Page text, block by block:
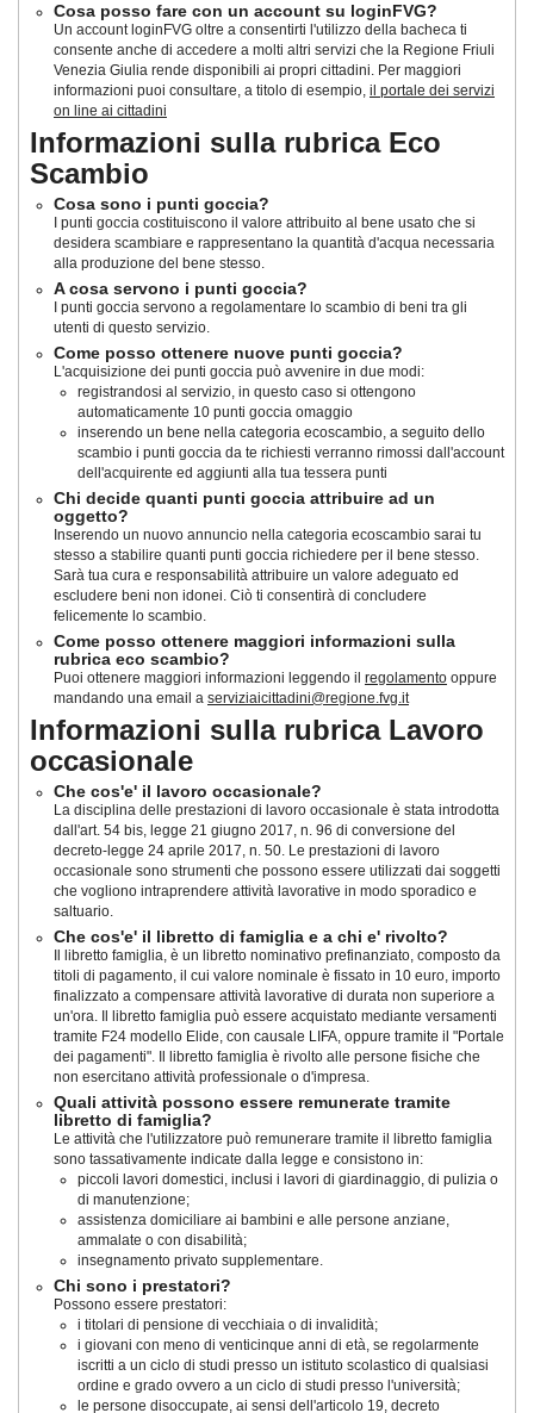
Cosa posso fare con un account su loginFVG?
Un account loginFVG oltre a consentirti l'utilizzo della bacheca ti
consente anche di accedere a molti altri servizi che la Regione Friuli
Venezia Giulia rende disponibili ai propri cittadini. Per maggiori
informazioni puoi consultare, a titolo di esempio, il portale dei servizi
on line ai cittadini
Informazioni sulla rubrica Eco
Scambio
Cosa sono i punti goccia?
I punti goccia costituiscono il valore attribuito al bene usato che si
desidera scambiare e rappresentano la quantità d'acqua necessaria
alla produzione del bene stesso.
A cosa servono i punti goccia?
I punti goccia servono a regolamentare lo scambio di beni tra gli
utenti di questo servizio.
Come posso ottenere nuove punti goccia?
L'acquisizione dei punti goccia può avvenire in due modi:
registrandosi al servizio, in questo caso si ottengono
automaticamente 10 punti goccia omaggio
inserendo un bene nella categoria ecoscambio, a seguito dello
scambio i punti goccia da te richiesti verranno rimossi dall'account
dell'acquirente ed aggiunti alla tua tessera punti
Chi decide quanti punti goccia attribuire ad un
oggetto?
Inserendo un nuovo annuncio nella categoria ecoscambio sarai tu
stesso a stabilire quanti punti goccia richiedere per il bene stesso.
Sarà tua cura e responsabilità attribuire un valore adeguato ed
escludere beni non idonei. Ciò ti consentirà di concludere
felicemente lo scambio.
Come posso ottenere maggiori informazioni sulla
rubrica eco scambio?
Puoi ottenere maggiori informazioni leggendo il regolamento oppure
mandando una email a serviziaicittadini@regione.fvg.it
Informazioni sulla rubrica Lavoro
occasionale
Che cos'e' il lavoro occasionale?
La disciplina delle prestazioni di lavoro occasionale è stata introdotta
dall'art. 54 bis, legge 21 giugno 2017, n. 96 di conversione del
decreto-legge 24 aprile 2017, n. 50. Le prestazioni di lavoro
occasionale sono strumenti che possono essere utilizzati dai soggetti
che vogliono intraprendere attività lavorative in modo sporadico e
saltuario.
Che cos'e' il libretto di famiglia e a chi e' rivolto?
Il libretto famiglia, è un libretto nominativo prefinanziato, composto da
titoli di pagamento, il cui valore nominale è fissato in 10 euro, importo
finalizzato a compensare attività lavorative di durata non superiore a
un'ora. Il libretto famiglia può essere acquistato mediante versamenti
tramite F24 modello Elide, con causale LIFA, oppure tramite il "Portale
dei pagamenti". Il libretto famiglia è rivolto alle persone fisiche che
non esercitano attività professionale o d'impresa.
Quali attività possono essere remunerate tramite
libretto di famiglia?
Le attività che l'utilizzatore può remunerare tramite il libretto famiglia
sono tassativamente indicate dalla legge e consistono in:
piccoli lavori domestici, inclusi i lavori di giardinaggio, di pulizia o
di manutenzione;
assistenza domiciliare ai bambini e alle persone anziane,
ammalate o con disabilità;
insegnamento privato supplementare.
Chi sono i prestatori?
Possono essere prestatori:
i titolari di pensione di vecchiaia o di invalidità;
i giovani con meno di venticinque anni di età, se regolarmente
iscritti a un ciclo di studi presso un istituto scolastico di qualsiasi
ordine e grado ovvero a un ciclo di studi presso l'università;
le persone disoccupate, ai sensi dell'articolo 19, decreto